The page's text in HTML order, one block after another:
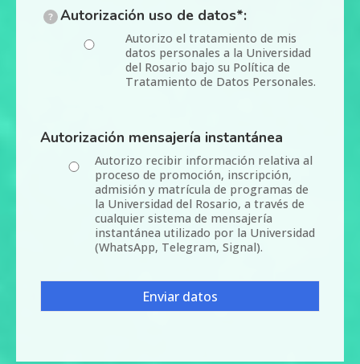
? Autorización uso de datos*:
Autorizo el tratamiento de mis
datos personales a la Universidad
del Rosario bajo su Política de
Tratamiento de Datos Personales.
Autorización mensajería instantánea
Autorizo recibir información relativa al
proceso de promoción, inscripción,
admisión y matrícula de programas de
la Universidad del Rosario, a través de
cualquier sistema de mensajería
instantánea utilizado por la Universidad
(WhatsApp, Telegram, Signal).